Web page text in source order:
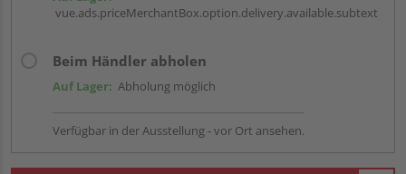
vue.ads.priceMerchantBox.option.delivery.available.subtext
Beim Händler abholen
Auf Lager: Abholung möglich
Verfügbar in der Ausstellung - vor Ort ansehen.